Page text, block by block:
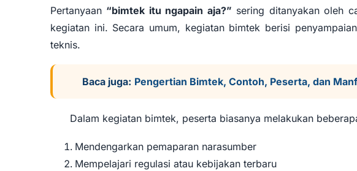
Pertanyaan “bimtek itu ngapain aja?” sering ditanyakan oleh
kegiatan ini. Secara umum, kegiatan bimtek berisi
teknis.
Baca juga: Pengertian Bimtek, Contoh, Peserta, dan
Dalam kegiatan bimtek, peserta biasanya melakukan
Mendengarkan pemaparan narasumber
Mempelajari regulasi atau kebijakan terbaru